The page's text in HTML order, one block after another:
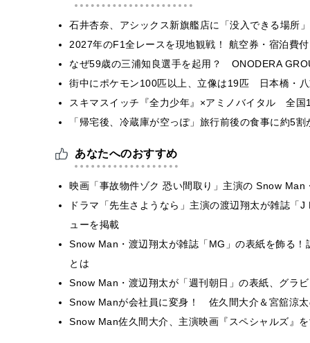
石井杏奈、アシックス新旗艦店に「没入できる場所
2027年のF1全レースを現地観戦！ 航空券・宿泊費
なぜ59歳の三浦知良選手を起用？ ONODERA
街中にポケモン100匹以上、立像は19匹 日本橋・
スキマスイッチ『全力少年』×アミノバイタル 全国
「帰宅後、冷蔵庫が空っぽ」旅行前後の食事に約5
あなたへのおすすめ
映画「事故物件ゾク 恐い間取り」主演の Snow Man
ドラマ「先生さようなら」主演の渡辺翔太が雑誌
ューを掲載
Snow Man・渡辺翔太が雑誌「MG」の表紙を飾る
とは
Snow Man・渡辺翔太が「週刊朝日」の表紙、グラ
Snow Manが会社員に変身！ 佐久間大介＆宮舘涼
Snow Man佐久間大介、主演映画『スペシャルズ』